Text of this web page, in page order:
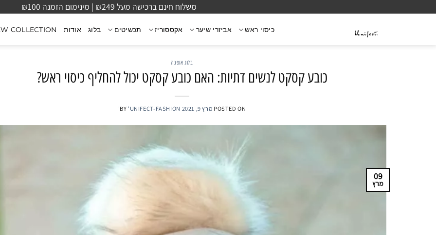
משלוח חינם ברכישה מעל ₪249 | מינימום הזמנה ₪100
כיסוי ראש אביזרי שיער אקססוריז תכשיטים בלוג אודות COLLECTION
בלוג אופנה
כובע קסקט לנשים דתיות: האם כובע קסקט יכול להחליף כיסוי ראש?
POSTED ON מרץ 9, 2021 BY 'UNIFECT-FASHION'
09
מרץ